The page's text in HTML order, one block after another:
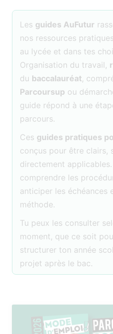
Les guides AuFutur
nos ressources
au lycée et dans tes
Organisation du travail,
du baccalauréat,
Parcoursup ou
guide répond à une
parcours.
Ces guides pratiques
conçus pour être clairs,
directement
comprendre les
anticiper les échéances
méthode.
Tu peux les consulter
moment, que ce soit
structurer ton année
projet après le bac.